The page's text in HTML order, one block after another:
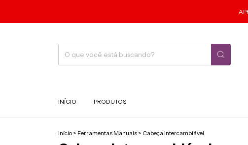
INÍCIO PRODUTOS
Início > Ferramentas Manuais > Cabeça Intercambiável